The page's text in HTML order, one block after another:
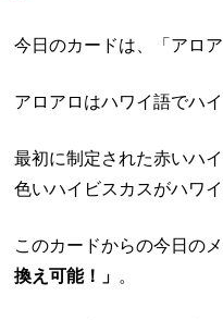
今日のカードは、「アロア
アロアロはハワイ語でハ
最初に制定された赤いハ
色いハイビスカスがハワ
このカードからの今日の
換え可能！」 。